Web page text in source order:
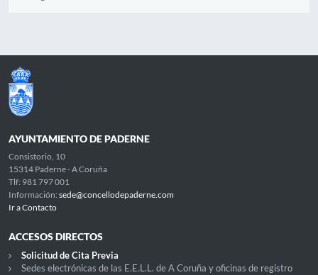
AYUNTAMIENTO DE PADERNE
Consistorio, 10
15314 Paderne - A Coruña
Tlf: 981 797 001
Información: sede@concellodepaderne.com
Ir a Contacto
ACCESOS DIRECTOS
Solicitud de Cita Previa
Sedes electrónicas de las E.E.L.L. de A Coruña y oficinas de registro